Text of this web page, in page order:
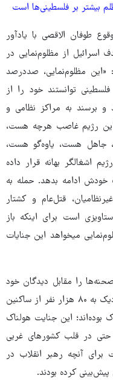
بیشتر بر فلسطینی‌ها است
طوفان الاقصی با یادآور
اسرائیل از مظلوم‌نمایی در
مظلوم‌نمایی، صددرصد
توانستند خود را از
و برسند به مراکز نظامی و
این رژیم غاصب هرچه هست،
جاهل هست، یاوه‌گو هست،
اشغالگر بهانه قرار داده
خودش ادامه بدهد. حمله به
قتل‌عام و کشتار
است برای اینکه باز
میخواهد این جنایات
را مقابل دیدگان خود
مشاهده کردند، اسرائیل در این دو سال نزدیک به ۸۰ هزار نفر از ساکنین
این جنایت هولناک
حتی در قلب کشورهای غربی
برای آنچه رهبر انقلاب در
کرده بودند.